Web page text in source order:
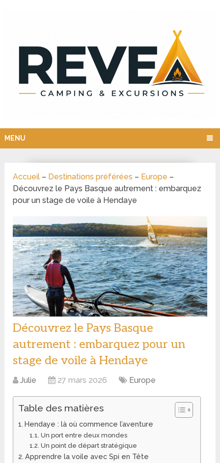
MENU
Accueil – Destinations préférées – Europe –
Découvrez le Pays Basque autrement : embarquez
pour un stage de voile à Hendaye
Découvrez le Pays Basque
autrement : embarquez pour un
stage de voile à Hendaye
Julie 27 mars 2026 Europe
Table des matières
Hendaye : là où commence l’aventure
Un port entre deux mondes
Un point de départ stratégique
Apprendre la voile avec Spi en Tête